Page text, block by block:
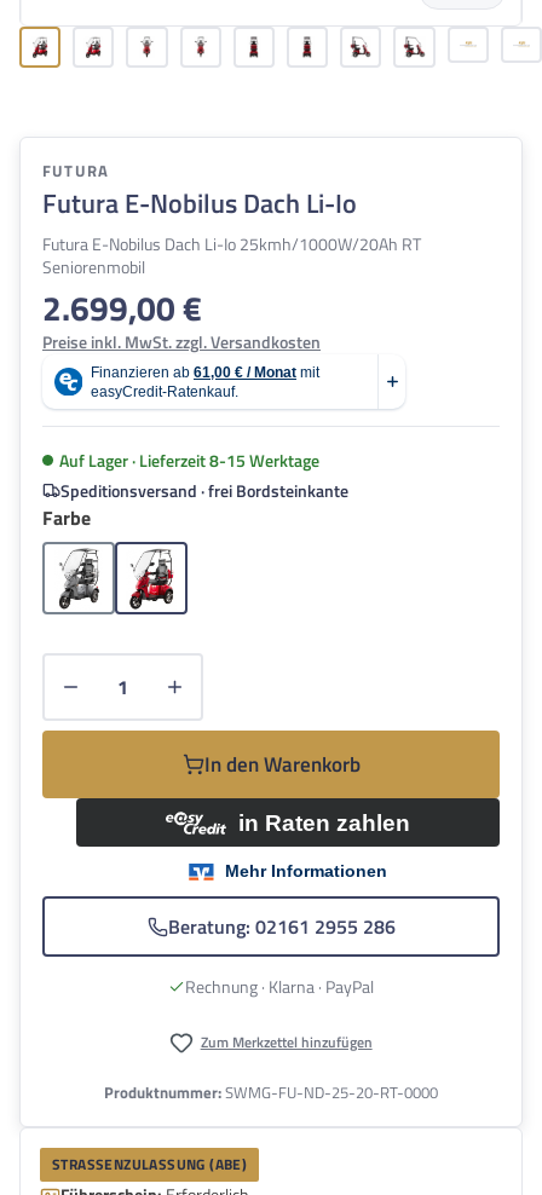
FUTURA
Futura E-Nobilus Dach Li-Io
Futura E-Nobilus Dach Li-Io 25kmh/1000W/20Ah RT
Seniorenmobil
Regulärer Preis:
2.699,00 €
Preise inkl. MwSt. zzgl. Versandkosten
Auf Lager · Lieferzeit 8-15 Werktage
Speditionsversand · frei Bordsteinkante
Farbeauswählen
Grau Rot
Produkt Anzahl: Gib den gewünschten
In den Warenkorb
Beratung: 02161 2955 286
Rechnung · Klarna · PayPal
Zum Merkzettel hinzufügen
Produktnummer:SWMG-FU-ND-25-20-RT-0000
STRASSENZULASSUNG (ABE)